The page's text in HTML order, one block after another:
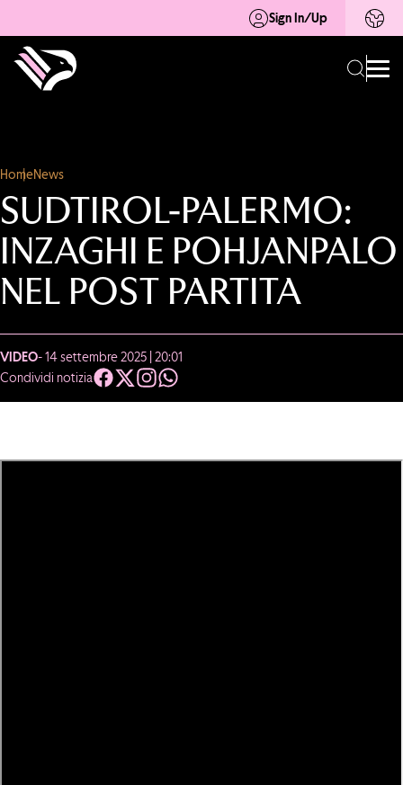
Sign In/Up
HomeNews
SUDTIROL-PALERMO:
INZAGHI E POHJANPALO
NEL POST PARTITA
VIDEO- 14 settembre 2025 | 20:01
Condividi notizia